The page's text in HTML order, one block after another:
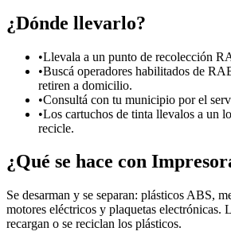
¿Dónde llevarlo?
•Llevala a un punto de recolección
•Buscá operadores habilitados de
retiren a domicilio.
•Consultá con tu municipio por el
•Los cartuchos de tinta llevalos a un
recicle.
¿Qué se hace con
Se desarman y se separan: plásticos ABS,
motores eléctricos y plaquetas electrónicas.
recargan o se reciclan los plásticos.